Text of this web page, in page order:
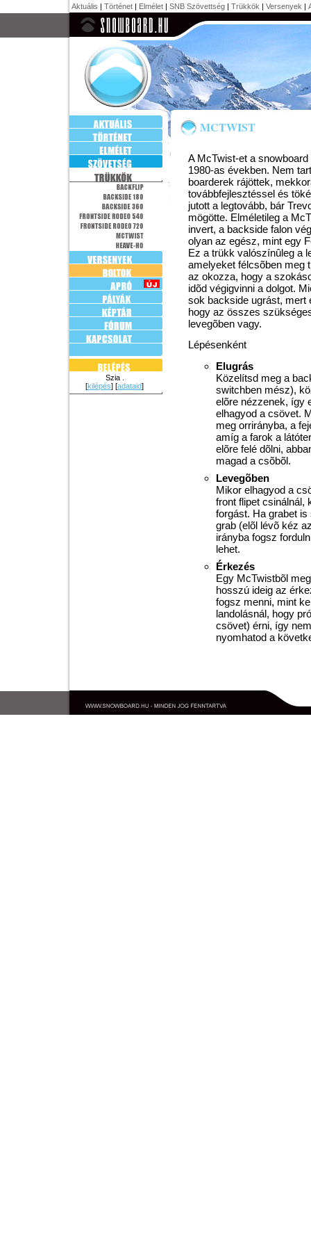
Aktuális | Történet | Elmélet | SNB Szövettség | Trükkök | Versenyek |
Szia .
[kilépés] [adataid]
MCTWIST
A McTwist-et a
1980-as években. Nem
boarderek rájöttek,
továbbfejlesztéssel és
jutott a legtovább, bár
mögötte. Elméletileg a
invert, a backside falon
olyan az egész, mint egy
Ez a trükk valószínûleg a
amelyeket félcsõben meg
az okozza, hogy a
idõd végigvinni a dolgot.
sok backside ugrást, mert
hogy az összes
levegõben vagy.
Lépésenként
Elugrás
Közelítsd meg a
switchben mész),
elõre nézzenek, így
elhagyod a csövet.
meg orrirányba, a
amíg a farok a
elõre felé dõlni,
magad a csõbõl.
Levegõben
Mikor elhagyod a
front flipet csinálnál,
forgást. Ha grabet
grab (elõl lévõ kéz
irányba fogsz
lehet.
Érkezés
Egy McTwistbõl
hosszú ideig az
fogsz menni, mint
landolásnál, hogy
csövet) érni, így
nyomhatod a